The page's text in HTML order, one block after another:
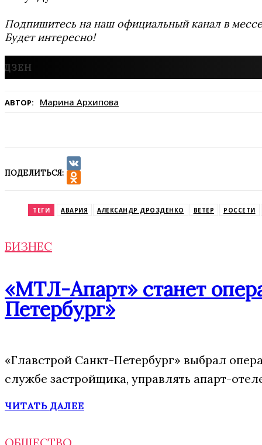
Подпишитесь на наш официальный канал в
Будет интересно!
АВТОР: Марина Архипова
ПОДЕЛИТЬСЯ:
VK
ТЕГИ АВАРИЯ АЛЕКСАНДР ДРОЗДЕНКО ВЕТЕР РОССЕТИ
БИЗНЕС
«МТЛ-Апарт» станет
Петербург»
«Главстрой Санкт-Петербург» выбрал
службе застройщика, управлять апарт-
ЧИТАТЬ ДАЛЕЕ